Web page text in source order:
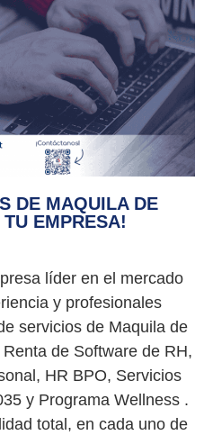
DE MAQUILA DE
EMPRESA!
líder en el mercado
y profesionales
servicios de Maquila de
de Software de RH,
HR BPO, Servicios
y Programa Wellness .
total, en cada uno de